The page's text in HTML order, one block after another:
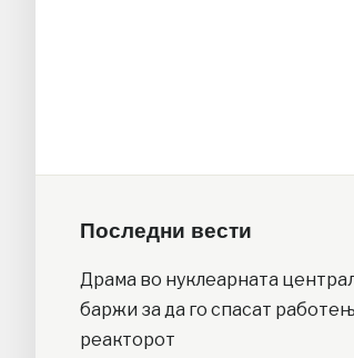
Последни вести
Драма во нуклеарната
баржи за да го спасат
реакторот